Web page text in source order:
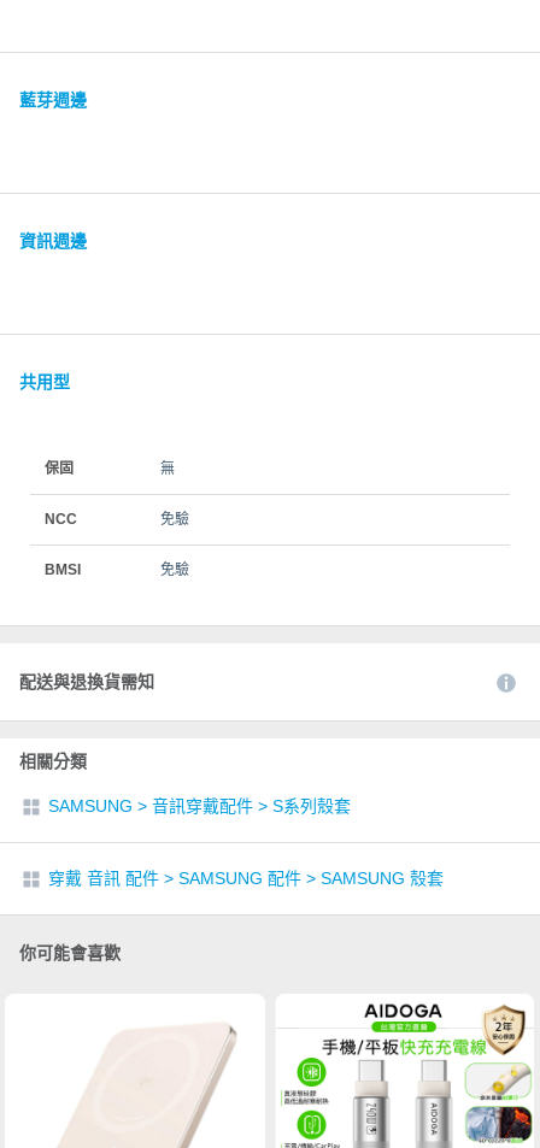
藍芽週邊
資訊週邊
共用型
保固 無
NCC 免驗
BMSI 免驗
配送與退換貨需知
相關分類
SAMSUNG > 音訊穿戴配件 > S系列殼套
穿戴 音訊 配件 > SAMSUNG 配件 > SAMSUNG 殼套
你可能會喜歡